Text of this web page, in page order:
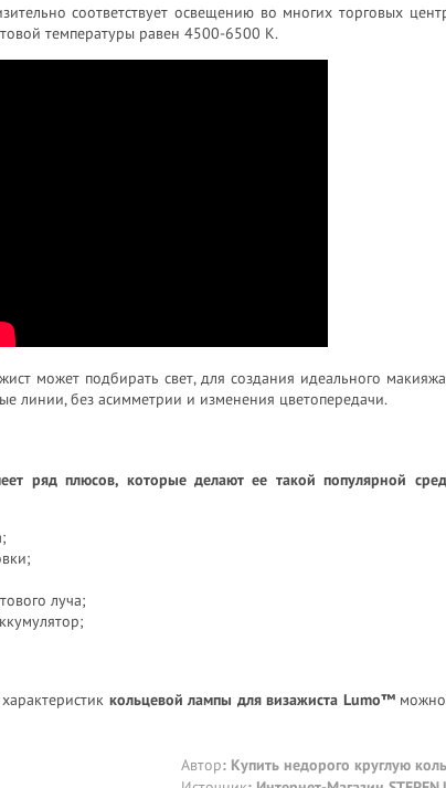
соответствует освещению во многих торговых
температуры равен 4500-6500 К.
может подбирать свет, для создания идеального
линии, без асимметрии и изменения цветопередачи.
ряд плюсов, которые делают ее такой популярной
луча;
кольцевой лампы для визажиста Lumo™можно
Автор: Купить недорого круглую